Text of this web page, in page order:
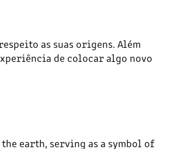
as suas origens. Além
de colocar algo novo
earth, serving as a symbol of